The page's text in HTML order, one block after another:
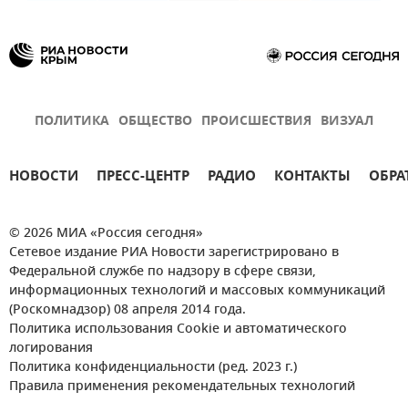
ПОЛИТИКА ОБЩЕСТВО ПРОИСШЕСТВИЯ ВИЗУАЛ
НОВОСТИ ПРЕСС-ЦЕНТР РАДИО КОНТАКТЫ
© 2026 МИА «Россия сегодня»
Сетевое издание РИА Новости зарегистрировано в
Федеральной службе по надзору в сфере связи,
информационных технологий и массовых коммуникаций
(Роскомнадзор) 08 апреля 2014 года.
Политика использования Cookie и автоматического
логирования
Политика конфиденциальности (ред. 2023 г.)
Правила применения рекомендательных технологий